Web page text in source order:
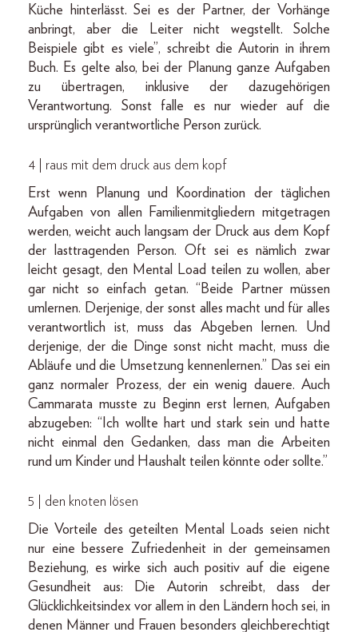
Küche hinterlässt. Sei es der Partner, der Vorhänge
anbringt, aber die Leiter nicht wegstellt. Solche
Beispiele gibt es viele”, schreibt die Autorin in ihrem
Buch. Es gelte also, bei der Planung ganze Aufgaben
zu übertragen, inklusive der dazugehörigen
Verantwortung. Sonst falle es nur wieder auf die
ursprünglich verantwortliche Person zurück.
4 | raus mit dem druck aus dem kopf
Erst wenn Planung und Koordination der täglichen
Aufgaben von allen Familienmitgliedern mitgetragen
werden, weicht auch langsam der Druck aus dem Kopf
der lasttragenden Person. Oft sei es nämlich zwar
leicht gesagt, den Mental Load teilen zu wollen, aber
gar nicht so einfach getan. “Beide Partner müssen
umlernen. Derjenige, der sonst alles macht und für alles
verantwortlich ist, muss das Abgeben lernen. Und
derjenige, der die Dinge sonst nicht macht, muss die
Abläufe und die Umsetzung kennenlernen.” Das sei ein
ganz normaler Prozess, der ein wenig dauere. Auch
Cammarata musste zu Beginn erst lernen, Aufgaben
abzugeben: “Ich wollte hart und stark sein und hatte
nicht einmal den Gedanken, dass man die Arbeiten
rund um Kinder und Haushalt teilen könnte oder sollte.”
5 | den knoten lösen
Die Vorteile des geteilten Mental Loads seien nicht
nur eine bessere Zufriedenheit in der gemeinsamen
Beziehung, es wirke sich auch positiv auf die eigene
Gesundheit aus: Die Autorin schreibt, dass der
Glücklichkeitsindex vor allem in den Ländern hoch sei, in
denen Männer und Frauen besonders gleichberechtigt